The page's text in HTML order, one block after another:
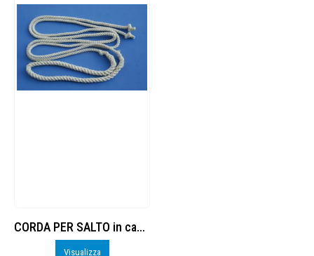
CORDA PER SALTO in canapa con ingrossamento centrale senza manici
Visualizza